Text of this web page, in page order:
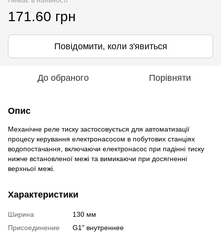
171.60 грн
Повідомити, коли з'явиться
До обраного Порівняти
Опис
Механічне реле тиску застосовується для автоматизації
процесу керування електронасосом в побутових станціях
водопостачання, включаючи електронасос при падінні тиску
нижче встановленої межі та вимикаючи при досягненні
верхньої межі.
Характеристики
Ширина
130 мм
Присоединение
G1" внутреннее